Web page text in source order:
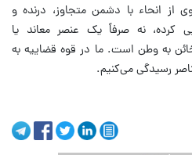
انحاء با دشمن متجاوز، درنده و
نه صرفاً یک عنصر معاند یا
به وطن است. ما در قوه قضاییه به
رسیدگی می‌کنیم.